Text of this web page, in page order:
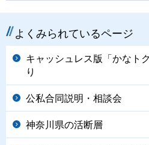
よくみられているページ
キャッシュレス版「かなト
り
公私合同説明・相談会
神奈川県の活断層